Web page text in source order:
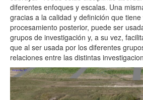
diferentes enfoques y escalas. Una
gracias a la calidad y definición que tiene
procesamiento posterior, puede ser
grupos de investigación y, a su vez,
que al ser usada por los diferentes
relaciones entre las distintas